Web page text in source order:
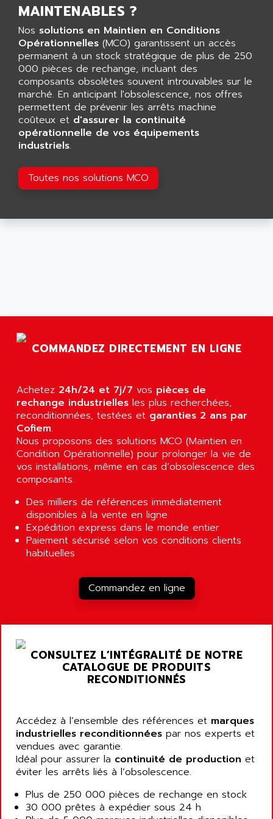
LCA
CNC ALPHA
SMART TOUCH
GP 70 SERIE
PROVIT 5000
S4-S4C
SIAX
FESTO ELECTRONIC
PCS095
TOUCHVIEW
REDIPANEL
MULTI-SERVO
COMPACTLOGIX
PANELVIEW 1000
NT620C
SIMATIC S5-101
SIMATIC TOUCH PANEL
S900 II
S900
PHASEO
SIMATIC-S5
SIMATIC FIELD PG
LOGO!
TSX 21
TEXT DISPLAY
SIMATIC S5 115U
SMTBD1
SMT
SMTB
SMT-BSI
CE65
AEV
AFAG
AFDI
AFP PRODEL
AG ASSOCIATES
AGASTAT
AGDE
AGE POWERBLOCK
AGI
AGIE
AGTATEC AG
AHEAD SYSTEMS
AIP SYSTEMES
AIR
AIR ET PULVERISATION
AIR LIQUIDE
AIR SYSTEMS
AIR WORTHINGTON CREYSSENSAC
AIRCOM
AIRELEC
AIRMASTER R1
AIRMAT
AIRPES
AIXIA SYSTEMES
AJC BATTERY
AJHUA TECHNOLOGY
AK ELECTRONIQUE
AKA
AKER
AKIM AG
AKKU
AKO
MAINTENABLES ?
Nos solutions en Maintien en Conditions
Opérationnelles (MCO) garantissent un accès
permanent à un stock stratégique de plus de 250
000 pièces de rechange, incluant des
composants obsolètes souvent introuvables sur le
marché. En anticipant l'obsolescence, nos offres
permettent de prévenir les arrêts machine
coûteux et d'assurer la continuité
opérationnelle de vos équipements
industriels.
Toutes nos solutions MCO
COMMANDEZ DIRECTEMENT EN LIGNE
Achetez 24h/24 et 7j/7 vos pièces de
rechange industrielles les plus recherchées,
reconditionnées, testées et garanties 2 ans par
Cofiem.
Nous proposons des solutions MCO (Maintien en
Condition Opérationnelle) pour prolonger la vie de
vos installations, même en cas d’obsolescence des
composants.
Des milliers de références immédiatement
disponibles à la vente en ligne
Expédition express dans le monde entier
Paiement sécurisé selon vos conditions clients
habituelles
Commandez en ligne
CONSULTEZ L’INTÉGRALITÉ DE NOTRE
CATALOGUE DE PRODUITS
RECONDITIONNÉS
Accédez à l’ensemble des références et marques
industrielles reconditionnées par nos experts et
vendues avec garantie.
Idéal pour assurer la continuité de production et
éviter les arrêts liés à l’obsolescence.
Plus de 250 000 pièces de rechange en stock
30 000 prêtes à expédier sous 24 h